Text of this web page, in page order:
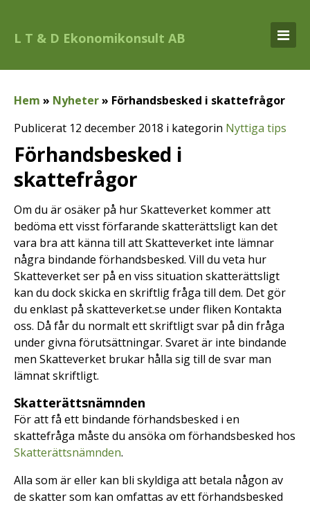
L T & D Ekonomikonsult AB
Hem » Nyheter» Förhandsbesked i skattefrågor
Publicerat 12 december 2018 i kategorin Nyttiga tips
Förhandsbesked i
skattefrågor
Om du är osäker på hur Skatteverket kommer att
bedöma ett visst förfarande skatterättsligt kan det
vara bra att känna till att Skatteverket inte lämnar
några bindande förhandsbesked. Vill du veta hur
Skatteverket ser på en viss situation skatterättsligt
kan du dock skicka en skriftlig fråga till dem. Det gör
du enklast på skatteverket.se under fliken Kontakta
oss. Då får du normalt ett skriftligt svar på din fråga
under givna förutsättningar. Svaret är inte bindande
men Skatteverket brukar hålla sig till de svar man
lämnat skriftligt.
Skatterättsnämnden
För att få ett bindande förhandsbesked i en
skattefråga måste du ansöka om förhandsbesked hos
Skatterättsnämnden.
Alla som är eller kan bli skyldiga att betala någon av
de skatter som kan omfattas av ett förhandsbesked